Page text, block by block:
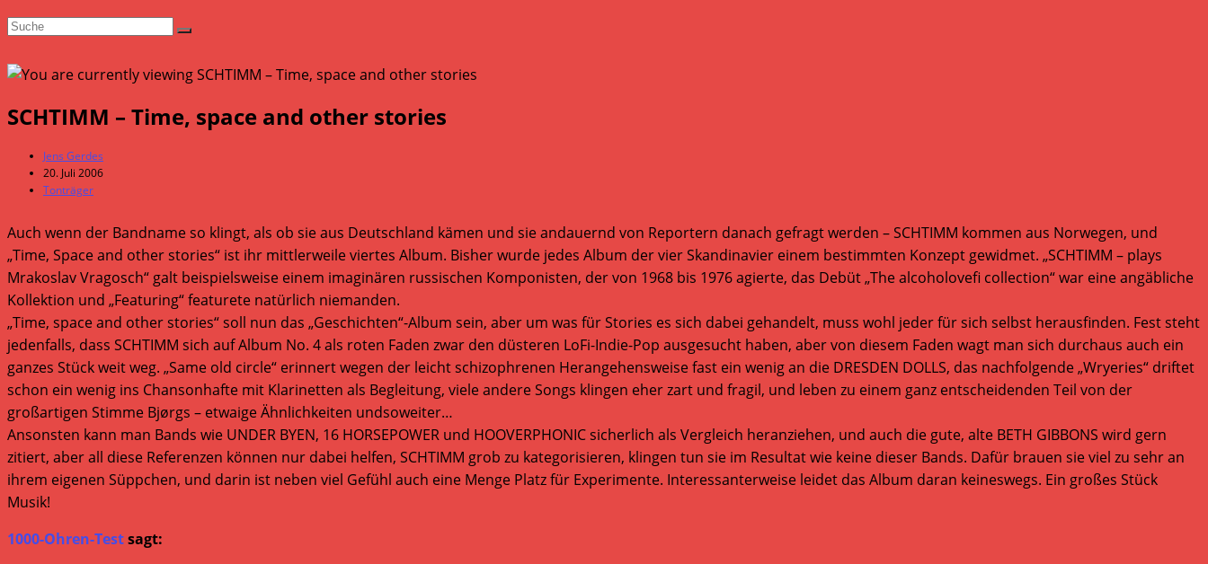
SCHTIMM – Time, space and other stories
Beitrags-
Autor:
Jens Gerdes
Beitrag
veröffentlicht:
20. Juli 2006
Beitrags-
Tonträger
Auch wenn der Bandname so klingt, als ob sie aus Deutschland kämen und sie andauernd von Reportern danach gefragt werden – SCHTIMM kommen aus Norwegen, und
„Time, Space and other stories“ ist ihr mittlerweile viertes Album. Bisher wurde jedes Album der vier Skandinavier einem bestimmten Konzept gewidmet. „SCHTIMM – plays
Mrakoslav Vragosch“ galt beispielsweise einem imaginären russischen Komponisten, der von 1968 bis 1976 agierte, das Debüt „The alcoholovefi collection“ war eine angäbliche
Kollektion und „Featuring“ featurete natürlich niemanden.
„Time, space and other stories“ soll nun das „Geschichten“-Album sein, aber um was für Stories es sich dabei gehandelt, muss wohl jeder für sich selbst herausfinden. Fest steht
jedenfalls, dass SCHTIMM sich auf Album No. 4 als roten Faden zwar den düsteren LoFi-Indie-Pop ausgesucht haben, aber von diesem Faden wagt man sich durchaus auch ein
ganzes Stück weit weg. „Same old circle“ erinnert wegen der leicht schizophrenen Herangehensweise fast ein wenig an die DRESDEN DOLLS, das nachfolgende „Wryeries“ driftet
schon ein wenig ins Chansonhafte mit Klarinetten als Begleitung, viele andere Songs klingen eher zart und fragil, und leben zu einem ganz entscheidenden Teil von der
großartigen Stimme Bjørgs – etwaige Ähnlichkeiten undsoweiter…
Ansonsten kann man Bands wie UNDER BYEN, 16 HORSEPOWER und HOOVERPHONIC sicherlich als Vergleich heranziehen, und auch die gute, alte BETH GIBBONS wird gern
zitiert, aber all diese Referenzen können nur dabei helfen, SCHTIMM grob zu kategorisieren, klingen tun sie im Resultat wie keine dieser Bands. Dafür brauen sie viel zu sehr an
ihrem eigenen Süppchen, und darin ist neben viel Gefühl auch eine Menge Platz für Experimente. Interessanterweise leidet das Album daran keineswegs. Ein großes Stück
Musik!
1000-Ohren-Testsagt: